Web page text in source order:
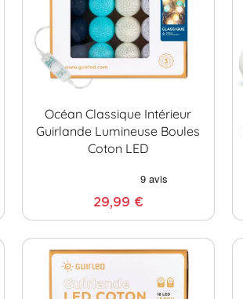
Océan Classique Intérieur
Guirlande Lumineuse Boules
Coton LED
29,99 €